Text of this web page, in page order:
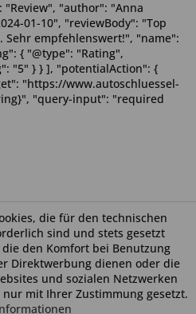
die für den technischen
sind und stets gesetzt
den Komfort bei Benutzung
Direktwerbung dienen oder die
und sozialen Netzwerken
mit Ihrer Zustimmung gesetzt.
"Review", "author": "Anna
01-10", "reviewBody": "Top
Sehr empfehlenswert!", "name":
{ "@type": "Rating",
"5" } } ], "potentialAction": {
"https://www.autoschluessel-
"query-input": "required